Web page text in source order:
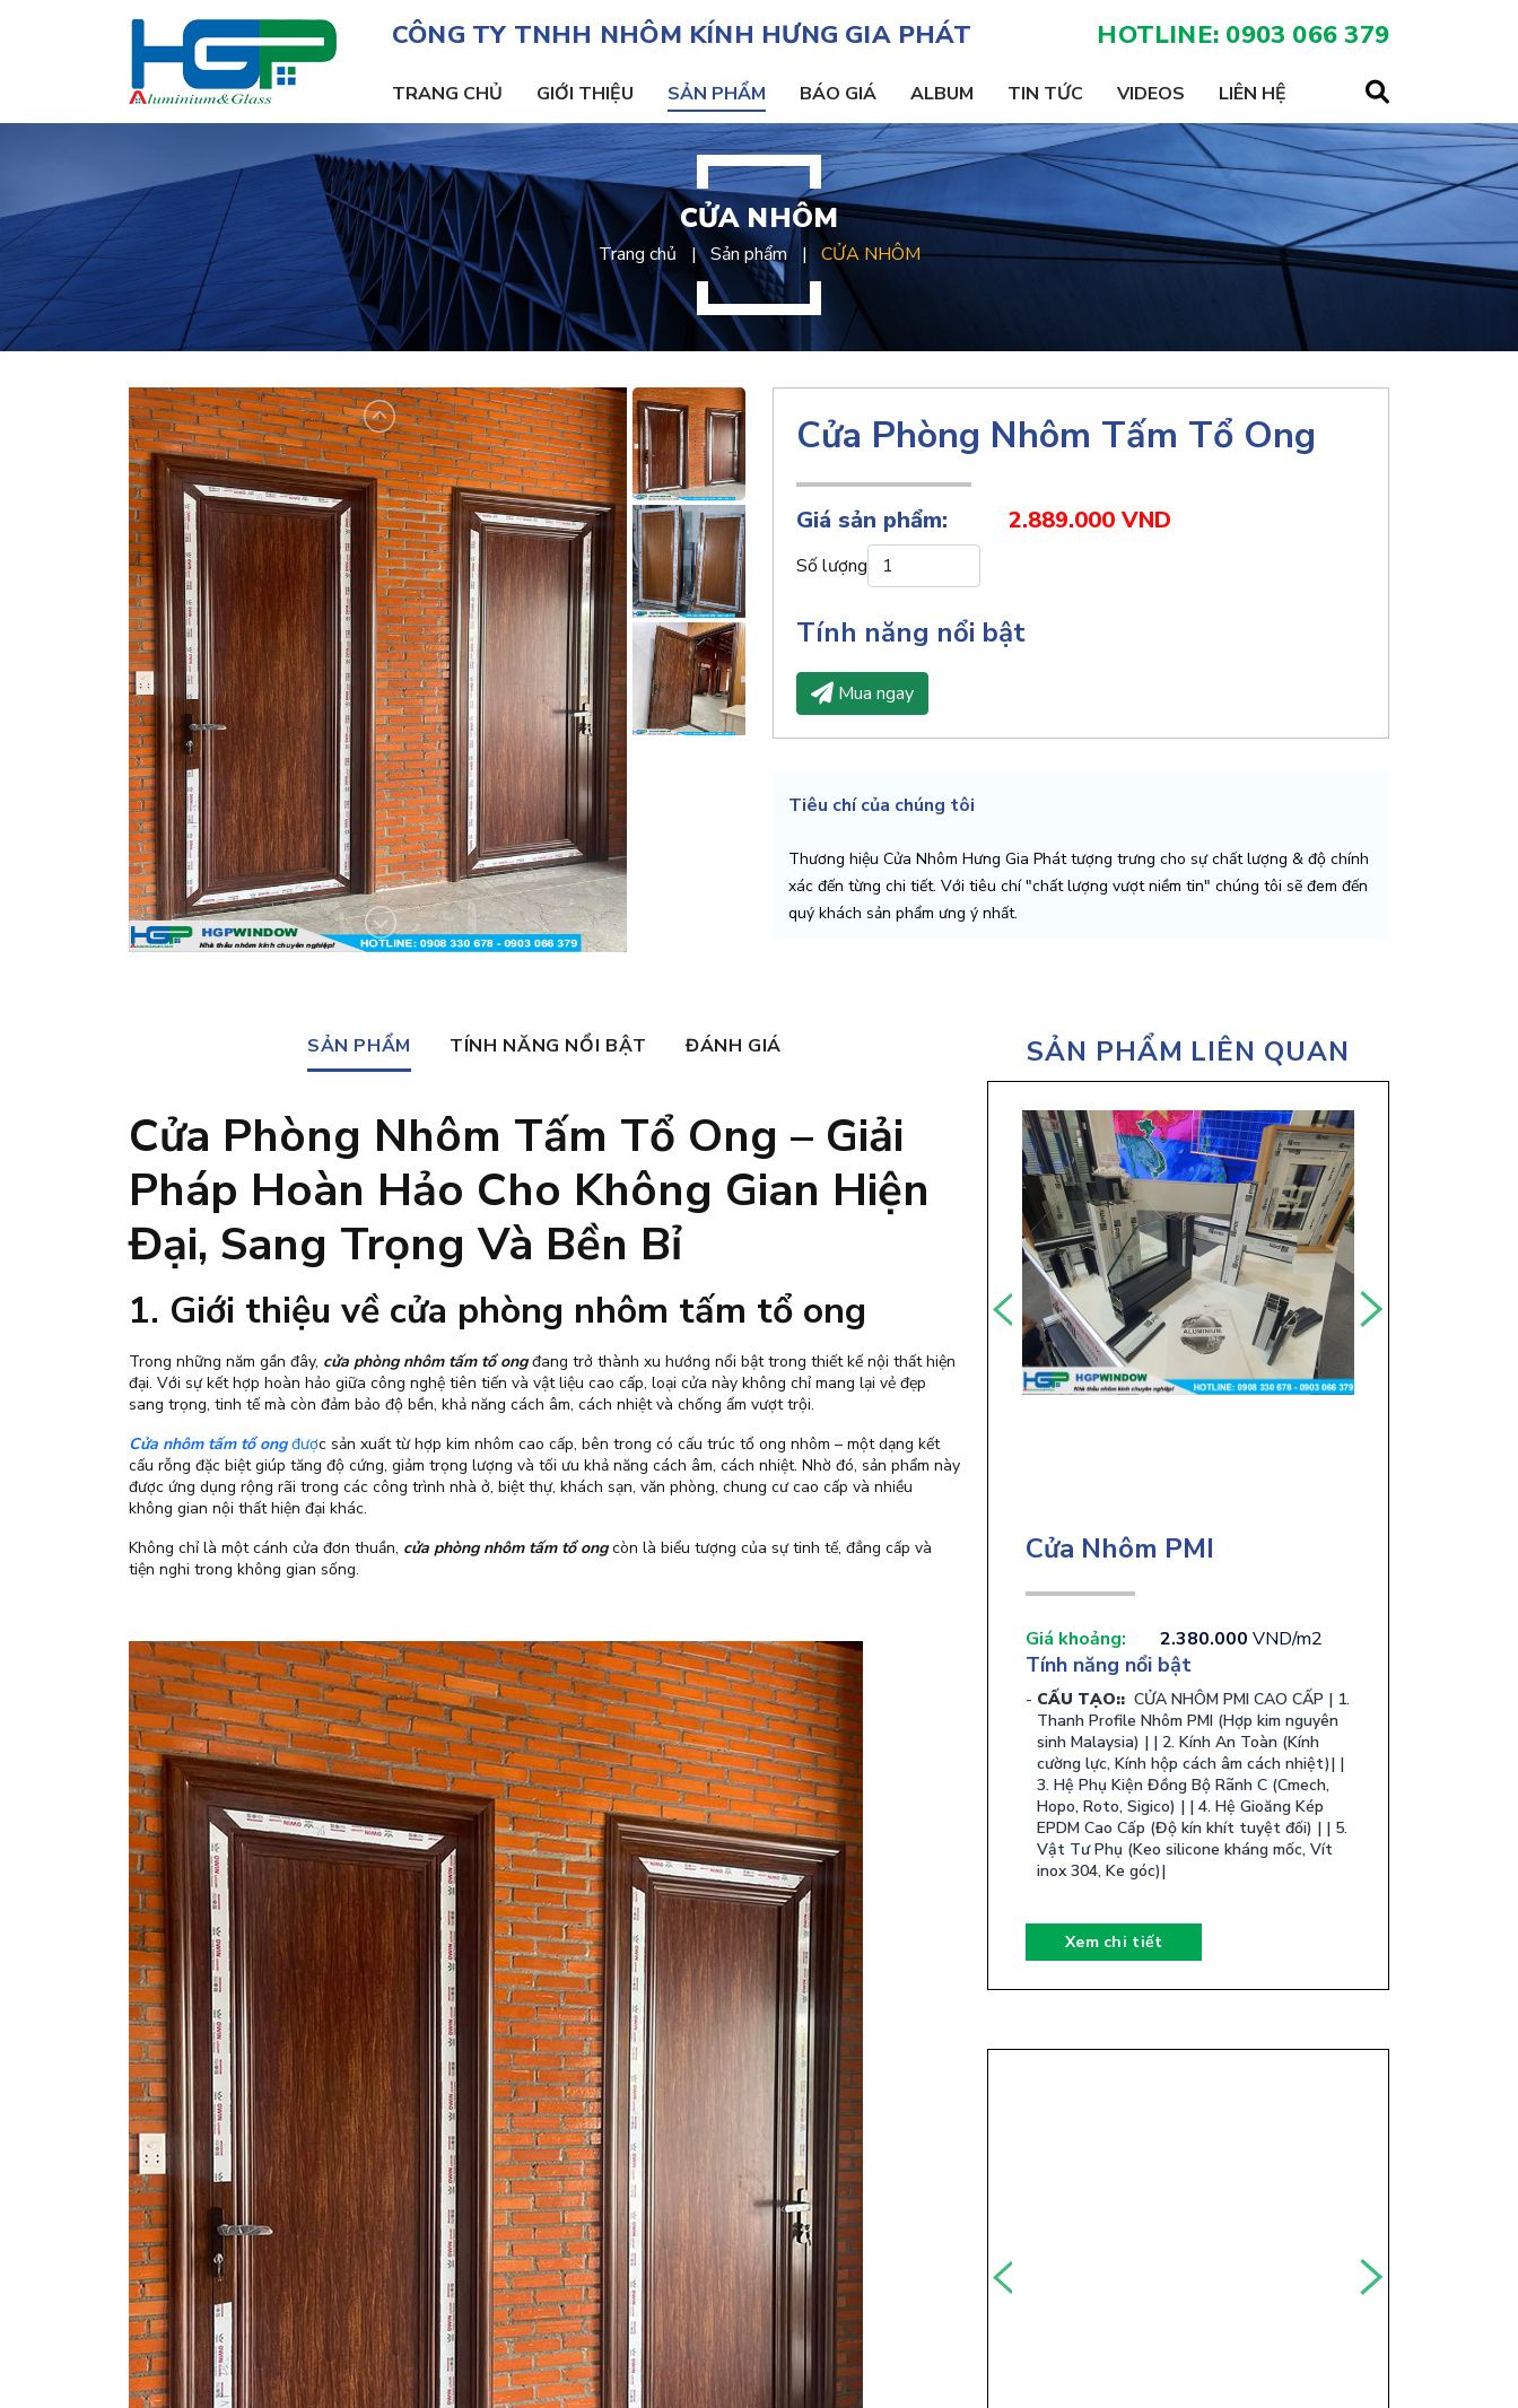
CÔNG TY TNHH NHÔM KÍNH HƯNG GIA PHÁT HOTLINE: 0903 066 379
TRANG CHỦ GIỚI THIỆU SẢN PHẨM BÁO GIÁ ALBUM TIN TỨC VIDEOS LIÊN HỆ
CỬA NHÔM
Trang chủ Sản phẩm CỬA NHÔM
Cửa Phòng Nhôm Tấm Tổ Ong
Giá sản phẩm: 2.889.000 VND
Số lượng
Tính năng nổi bật
Mua ngay
Tiêu chí của chúng tôi
Thương hiệu Cửa Nhôm Hưng Gia Phát tượng trưng cho sự chất lượng & độ chính
xác đến từng chi tiết. Với tiêu chí "chất lượng vượt niềm tin" chúng tôi sẽ đem đến
quý khách sản phẩm ưng ý nhất.
SẢN PHẨM TÍNH NĂNG NỔI BẬT ĐÁNH GIÁ
Cửa Phòng Nhôm Tấm Tổ Ong – Giải
Pháp Hoàn Hảo Cho Không Gian Hiện
Đại, Sang Trọng Và Bền Bỉ
1. Giới thiệu về cửa phòng nhôm tấm tổ ong
Trong những năm gần đây, cửa phòng nhôm tấm tổ ongđang trở thành xu hướng nổi bật trong thiết kế nội thất hiện
đại. Với sự kết hợp hoàn hảo giữa công nghệ tiên tiến và vật liệu cao cấp, loại cửa này không chỉ mang lại vẻ đẹp
sang trọng, tinh tế mà còn đảm bảo độ bền, khả năng cách âm, cách nhiệt và chống ẩm vượt trội.
Cửa nhôm tấm tổ ongđược sản xuất từ hợp kim nhôm cao cấp, bên trong có cấu trúc tổ ong nhôm – một dạng kết
cấu rỗng đặc biệt giúp tăng độ cứng, giảm trọng lượng và tối ưu khả năng cách âm, cách nhiệt. Nhờ đó, sản phẩm này
được ứng dụng rộng rãi trong các công trình nhà ở, biệt thự, khách sạn, văn phòng, chung cư cao cấp và nhiều
không gian nội thất hiện đại khác.
Không chỉ là một cánh cửa đơn thuần, cửa phòng nhôm tấm tổ ongcòn là biểu tượng của sự tinh tế, đẳng cấp và
tiện nghi trong không gian sống.
SẢN PHẨM LIÊN QUAN
Cửa Nhôm PMI
Giá khoảng: 2.380.000 VND/m2
Tính năng nổi bật
CẤU TẠO:: ​ CỬA NHÔM PMI CAO CẤP | 1.
Thanh Profile Nhôm PMI (Hợp kim nguyên
sinh Malaysia) | | 2. Kính An Toàn (Kính
cường lực, Kính hộp cách âm cách nhiệt)| |
3. Hệ Phụ Kiện Đồng Bộ Rãnh C (Cmech,
Hopo, Roto, Sigico) | | 4. Hệ Gioăng Kép
EPDM Cao Cấp (Độ kín khít tuyệt đối) | | 5.
Vật Tư Phụ (Keo silicone kháng mốc, Vít
inox 304, Ke góc)| ​
Xem chi tiết